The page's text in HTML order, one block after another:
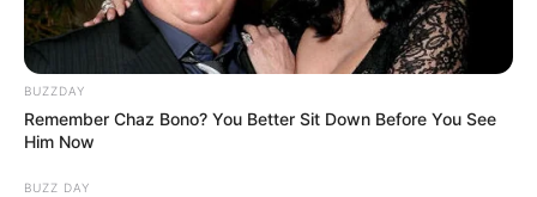
BUZZDAY
Remember Chaz Bono? You Better Sit Down Before You See
Him Now
BUZZ DAY